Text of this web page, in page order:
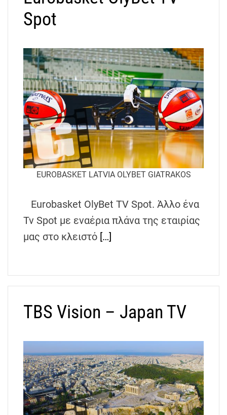
Spot
EUROBASKET LATVIA OLYBET GIATRAKOS
Eurobasket OlyBet TV Spot. Άλλο ένα
Tv Spot με εναέρια πλάνα της εταιρίας
μας στο κλειστό […]
TBS Vision – Japan TV